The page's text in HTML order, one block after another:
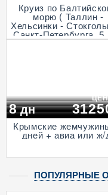
Круиз по
морю ( Таллин -
Хельсинки -
Санкт-Петербурга, 5
+ ж/д)
8дн
Крымские
дней + авиа или ж/
ПОПУЛЯРНЫЕ